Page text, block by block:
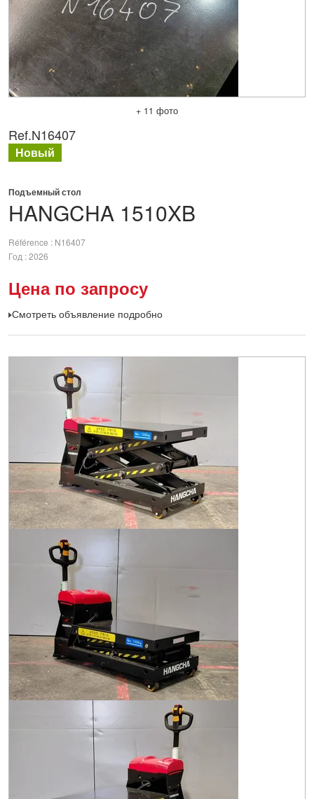
+ 11 фото
HANGCHA 1510XB
Подъемный стол
Référence
N16407
Год 2026
Цена по запросу
Смотреть объявление подробно
Ref.N16407
Новый